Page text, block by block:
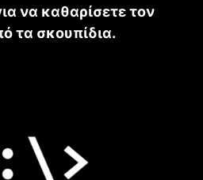
να καθαρίσετε τον
τα σκουπίδια.